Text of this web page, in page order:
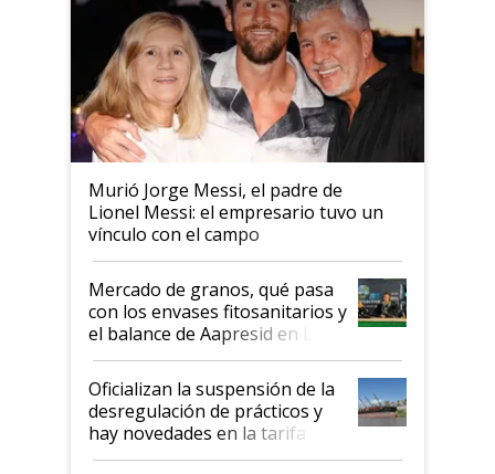
Murió Jorge Messi, el padre de
Lionel Messi: el empresario tuvo un
vínculo con el campo
Mercado de granos, qué pasa
con los envases fitosanitarios y
el balance de Aapresid en La
Posta
Oficializan la suspensión de la
desregulación de prácticos y
hay novedades en la tarifa de
la hidrovía